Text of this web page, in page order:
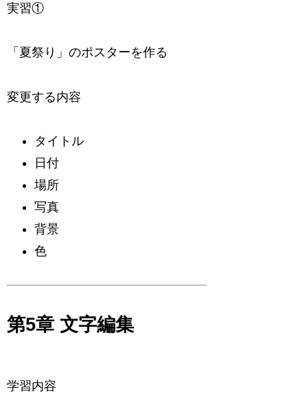
実習①
「夏祭り」のポスターを作る
変更する内容
タイトル
日付
場所
写真
背景
色
第5章 文字編集
学習内容